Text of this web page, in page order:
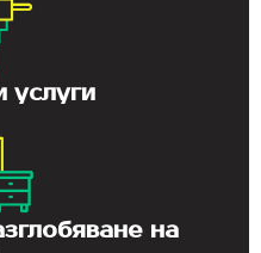
услуги
на